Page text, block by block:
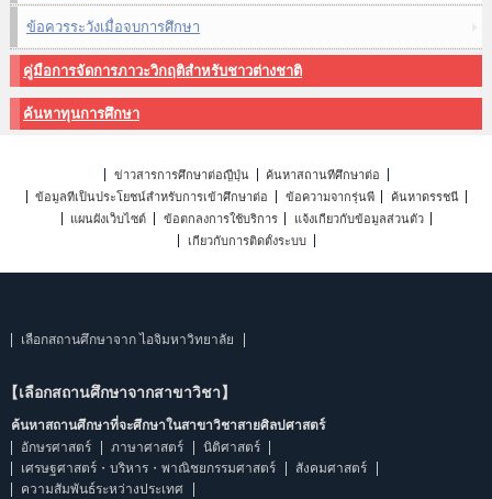
ข้อควรระวังเมื่อจบการศึกษา
คู่มือการจัดการภาวะวิกฤติสำหรับชาวต่างชาติ
ค้นหาทุนการศึกษา
ข่าวสารการศึกษาต่อญี่ปุ่น
ค้นหาสถานที่ศึกษาต่อ
ข้อมูลที่เป็นประโยชน์สำหรับการเข้าศึกษาต่อ
ข้อความจากรุ่นพี่
ค้นหาดรรชนี
แผนผังเว็บไซต์
ข้อตกลงการใช้บริการ
แจ้งเกี่ยวกับข้อมูลส่วนตัว
เกี่ยวกับการติดตั้งระบบ
เลือกสถานศึกษาจาก ไอจิมหาวิทยาลัย
【เลือกสถานศึกษาจากสาขาวิชา】
ค้นหาสถานศึกษาที่จะศึกษาในสาขาวิชาสายศิลปศาสตร์
อักษรศาสตร์
ภาษาศาสตร์
นิติศาสตร์
เศรษฐศาสตร์・บริหาร・พาณิชยกรรมศาสตร์
สังคมศาสตร์
ความสัมพันธ์ระหว่างประเทศ